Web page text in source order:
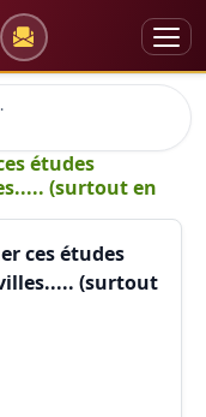
études
(surtout en
ces études
(surtout